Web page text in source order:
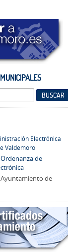
Electrónica
Valdemoro
de
de